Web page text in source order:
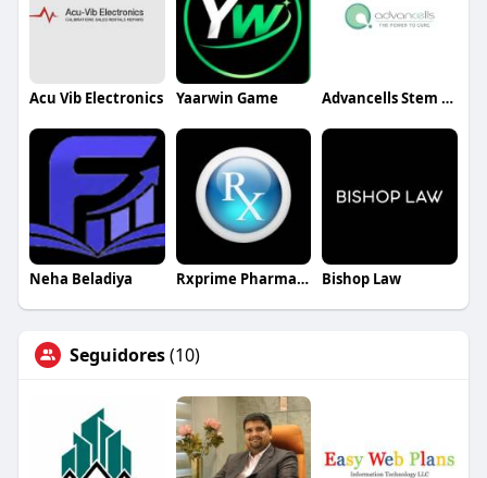
Acu Vib Electronics Yaarwin Game Advancells Stem Cells Research Lab
Neha Beladiya Rxprime Pharmacy Bishop Law
Seguidores(10)